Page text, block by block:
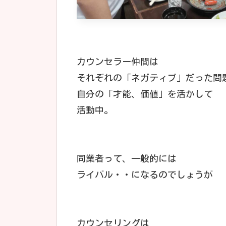
カウンセラー仲間は
それぞれの「ネガティブ」だった問
自分の「才能、価値」を活かして
活動中。
同業者って、一般的には
ライバル・・になるのでしょうが
カウンセリングは